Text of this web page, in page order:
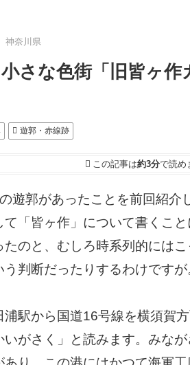
神奈川県
さな色街「旧皆ヶ作
遊郭・赤線跡
この記事は約3分で読め
遊郭があったことを前回紹介
「皆ヶ作」について書くこと
たのと、むしろ時系列的には
判断だったりするわけですが
浦駅から国道16号線を横須賀
がさく」と読みます。みなが